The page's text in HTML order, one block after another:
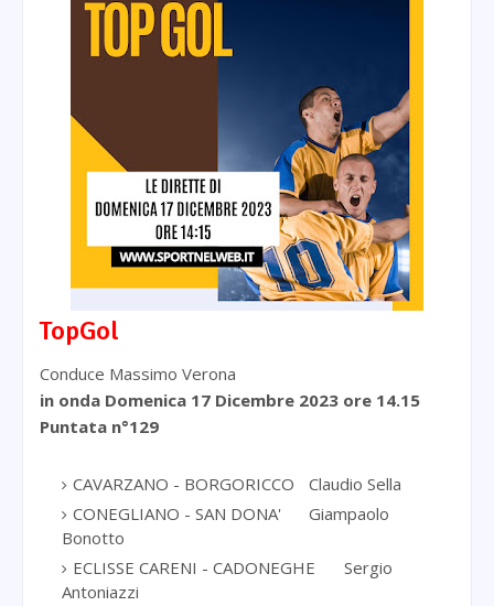
TopGol
Conduce Massimo Verona
in onda Domenica 17 Dicembre 2023 ore 14.15
Puntata n°129
CAVARZANO - BORGORICCO
Claudio Sella
CONEGLIANO - SAN DONA'
Giampaolo
Bonotto
ECLISSE CARENI - CADONEGHE
Sergio
Antoniazzi